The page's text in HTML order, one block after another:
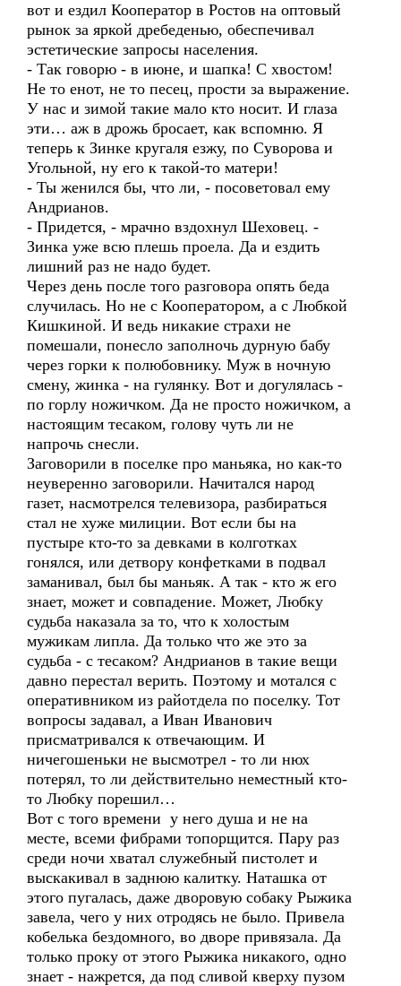
вот и ездил Кооператор в Ростов на оптовый
рынок за яркой дребеденью, обеспечивал
эстетические запросы населения.
- Так говорю - в июне, и шапка! С хвостом!
Не то енот, не то песец, прости за выражение.
У нас и зимой такие мало кто носит. И глаза
эти… аж в дрожь бросает, как вспомню. Я
теперь к Зинке кругаля езжу, по Суворова и
Угольной, ну его к такой-то матери!
- Ты женился бы, что ли, - посоветовал ему
Андрианов.
- Придется, - мрачно вздохнул Шеховец. -
Зинка уже всю плешь проела. Да и ездить
лишний раз не надо будет.
Через день после того разговора опять беда
случилась. Но не с Кооператором, а с Любкой
Кишкиной. И ведь никакие страхи не
помешали, понесло заполночь дурную бабу
через горки к полюбовнику. Муж в ночную
смену, жинка - на гулянку. Вот и догулялась -
по горлу ножичком. Да не просто ножичком, а
настоящим тесаком, голову чуть ли не
напрочь снесли.
Заговорили в поселке про маньяка, но как-то
неуверенно заговорили. Начитался народ
газет, насмотрелся телевизора, разбираться
стал не хуже милиции. Вот если бы на
пустыре кто-то за девками в колготках
гонялся, или детвору конфетками в подвал
заманивал, был бы маньяк. А так - кто ж его
знает, может и совпадение. Может, Любку
судьба наказала за то, что к холостым
мужикам липла. Да только что же это за
судьба - с тесаком? Андрианов в такие вещи
давно перестал верить. Поэтому и мотался с
оперативником из райотдела по поселку. Тот
вопросы задавал, а Иван Иванович
присматривался к отвечающим. И
ничегошеньки не высмотрел - то ли нюх
потерял, то ли действительно неместный кто-
то Любку порешил…
Вот с того времени у него душа и не на
месте, всеми фибрами топорщится. Пару раз
среди ночи хватал служебный пистолет и
выскакивал в заднюю калитку. Наташка от
этого пугалась, даже дворовую собаку Рыжика
завела, чего у них отродясь не было. Привела
кобелька бездомного, во дворе привязала. Да
только проку от этого Рыжика никакого, одно
знает - нажрется, да под сливой кверху пузом